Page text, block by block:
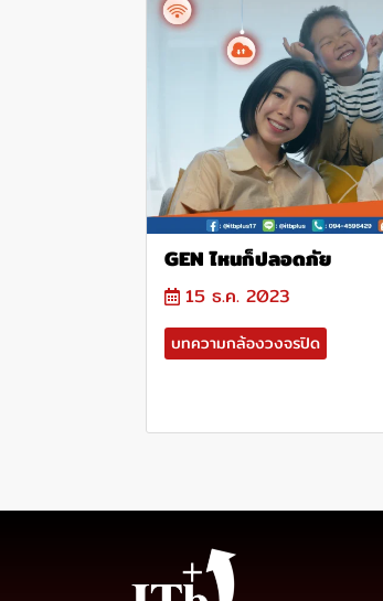
GEN ไหนก็ปลอดภัย
15 ธ.ค. 2023
บทความกล้องวงจรปิด